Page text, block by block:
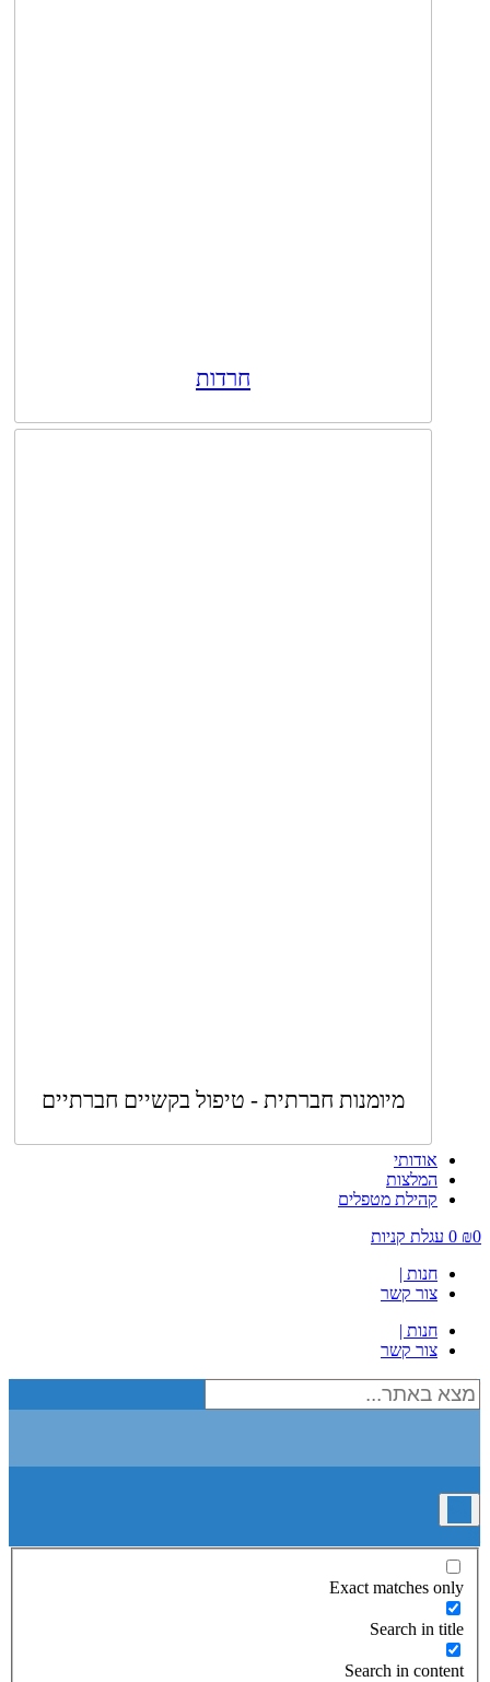
חרדות
מיומנות חברתית - טיפול בקשיים חברתיים
אודותי
המלצות
קהילת מטפלים
₪0
0 עגלת קניות
חנות |
צור קשר
חנות |
צור קשר
Exact matches only
Search in title
Search in content